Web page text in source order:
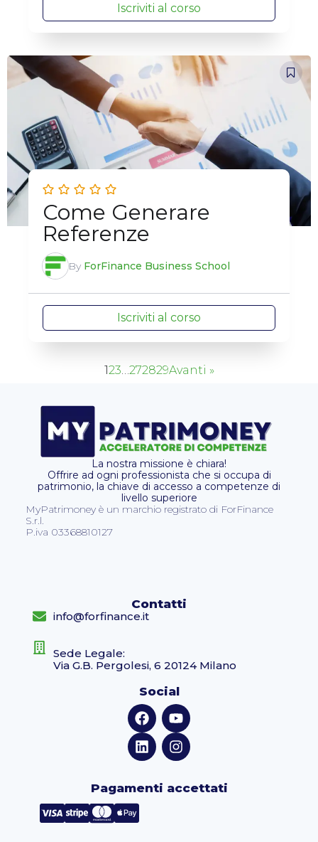
Iscriviti al corso
Come Generare
Referenze
By ForFinance Business School
Iscriviti al corso
123…272829Avanti »
La nostra missione è chiara!
Offrire ad ogni professionista che si occupa di
patrimonio, la chiave di accesso a competenze di
livello superiore
MyPatrimoney è un marchio registrato di ForFinance
S.r.l.
P.iva 03368810127
Contatti
info@forfinance.it
Sede Legale:
Via G.B. Pergolesi, 6 20124 Milano
Social
Pagamenti accettati